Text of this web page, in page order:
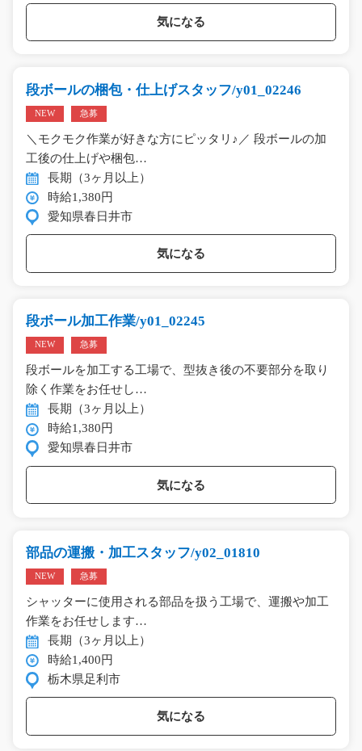
気になる
段ボールの梱包・仕上げスタッフ/y01_02246
NEW 急募
＼モクモク作業が好きな方にピッタリ♪／ 段ボールの加
工後の仕上げや梱包…
長期（3ヶ月以上）
時給1,380円
愛知県春日井市
気になる
段ボール加工作業/y01_02245
NEW 急募
段ボールを加工する工場で、型抜き後の不要部分を取り
除く作業をお任せし…
長期（3ヶ月以上）
時給1,380円
愛知県春日井市
気になる
部品の運搬・加工スタッフ/y02_01810
NEW 急募
シャッターに使用される部品を扱う工場で、運搬や加工
作業をお任せします…
長期（3ヶ月以上）
時給1,400円
栃木県足利市
気になる